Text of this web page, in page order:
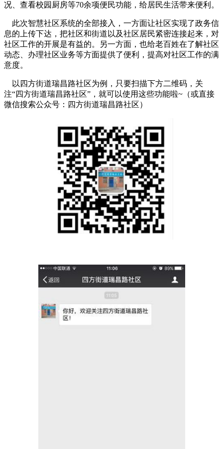
况、查看校园厨房等70余项便民功能，给居民生活带来便利。
此次智慧社区系统的全部接入，一方面让社区实现了政务信
息的上传下达，把社区和街道以及社区居民紧密连接起来，对
社区工作的开展是有益的。另一方面，也给老百姓在了解社区
动态、办理社区业务等方面提供了便利，提高对社区工作的满
意度。
以四方街道瑞昌路社区为例，只要扫描下方二维码，关
注“四方街道瑞昌路社区”，就可以使用这些功能啦~（或直接
微信搜索公众号：四方街道瑞昌路社区）